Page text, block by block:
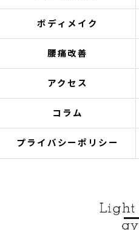
ボディメイク
腰痛改善
アクセス
コラム
プライバシーポリシー